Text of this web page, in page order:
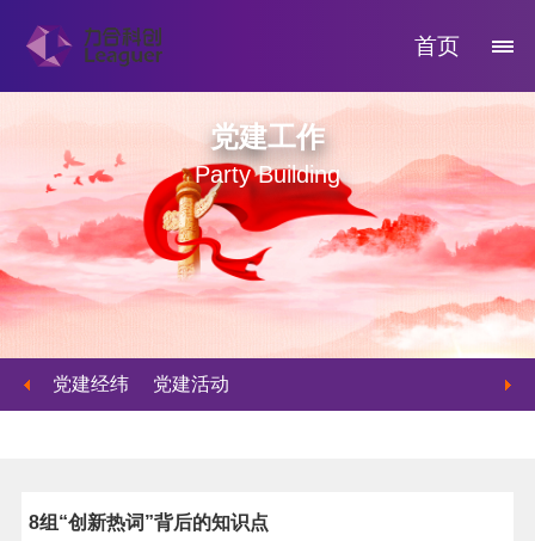
首页
党建工作
Party Building
党建经纬 党建活动
8组“创新热词”背后的知识点